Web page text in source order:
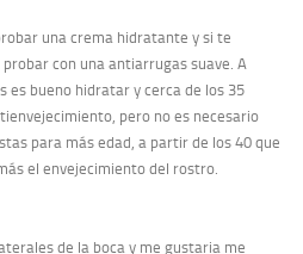
una crema hidratante y si te
con una antiarrugas suave. A
es bueno hidratar y cerca de los 35
pero no es necesario
para más edad, a partir de los 40 que
el envejecimiento del rostro.
de la boca y me gustaria me